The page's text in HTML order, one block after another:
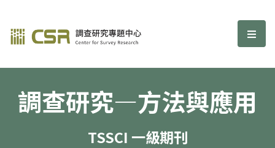
調查研究—方法與應用期刊 選
調查研究—方法與應用
TSSCI 一級期刊